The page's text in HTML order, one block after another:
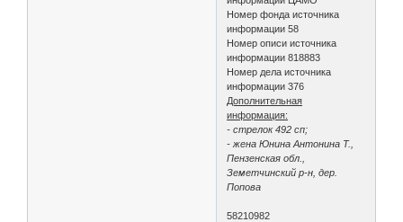
Номер фонда источника
информации 58
Номер описи источника
информации 818883
Номер дела источника
информации 376
Дополнительная
информация:
- стрелок 492 сп;
- жена Юнина Антонина Т.,
Пензенская обл.,
Земетчинский р-н, дер.
Попова
58210982